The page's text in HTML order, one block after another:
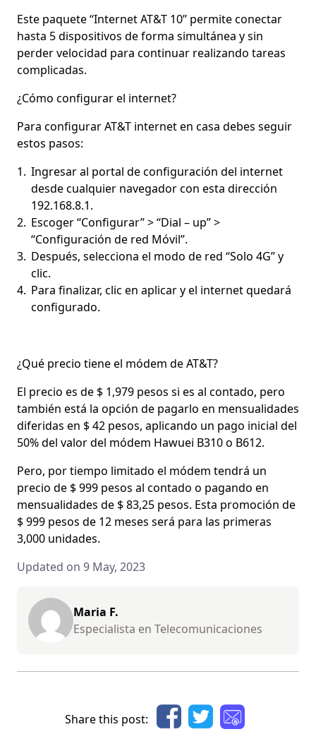
Este paquete ‘‘Internet AT&T 10’’ permite conectar
hasta 5 dispositivos de forma simultánea y sin
perder velocidad para continuar realizando tareas
complicadas.
¿Cómo configurar el internet?
Para configurar AT&T internet en casa debes seguir
estos pasos:
Ingresar al portal de configuración del internet
desde cualquier navegador con esta dirección
192.168.8.1.
Escoger ‘‘Configurar’’ > ‘‘Dial – up’’ >
‘‘Configuración de red Móvil’’.
Después, selecciona el modo de red ‘‘Solo 4G’’ y
clic.
Para finalizar, clic en aplicar y el internet quedará
configurado.
¿Qué precio tiene el módem de AT&T?
El precio es de $ 1,979 pesos si es al contado, pero
también está la opción de pagarlo en mensualidades
diferidas en $ 42 pesos, aplicando un pago inicial del
50% del valor del módem Hawuei B310 o B612.
Pero, por tiempo limitado el módem tendrá un
precio de $ 999 pesos al contado o pagando en
mensualidades de $ 83,25 pesos. Esta promoción de
$ 999 pesos de 12 meses será para las primeras
3,000 unidades.
Updated on 9 May, 2023
Maria F.
Especialista en Telecomunicaciones
Share this post: